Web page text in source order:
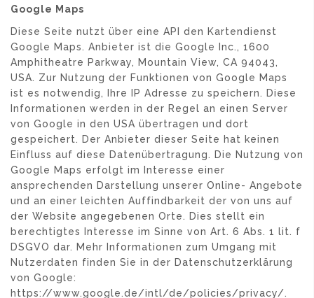
Google Maps
Diese Seite nutzt über eine API den Kartendienst
Google Maps. Anbieter ist die Google Inc., 1600
Amphitheatre Parkway, Mountain View, CA 94043,
USA. Zur Nutzung der Funktionen von Google Maps
ist es notwendig, Ihre IP Adresse zu speichern. Diese
Informationen werden in der Regel an einen Server
von Google in den USA übertragen und dort
gespeichert. Der Anbieter dieser Seite hat keinen
Einfluss auf diese Datenübertragung. Die Nutzung von
Google Maps erfolgt im Interesse einer
ansprechenden Darstellung unserer Online- Angebote
und an einer leichten Auffindbarkeit der von uns auf
der Website angegebenen Orte. Dies stellt ein
berechtigtes Interesse im Sinne von Art. 6 Abs. 1 lit. f
DSGVO dar. Mehr Informationen zum Umgang mit
Nutzerdaten finden Sie in der Datenschutzerklärung
von Google:
https://www.google.de/intl/de/policies/privacy/.